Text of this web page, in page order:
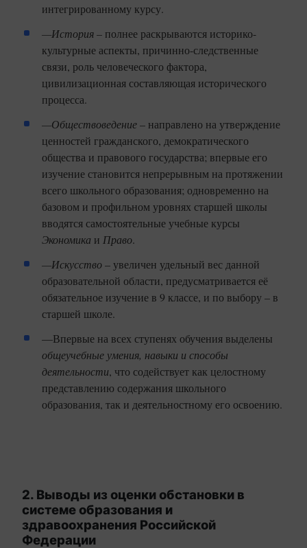
интегрированному курсу.
—История– полнее раскрываются историко-
культурные аспекты, причинно-следственные
связи, роль человеческого фактора,
цивилизационная составляющая исторического
процесса.
—Обществоведение– направлено на утверждение
ценностей гражданского, демократического
общества и правового государства; впервые его
изучение становится непрерывным на протяжении
всего школьного образования; одновременно на
базовом и профильном уровнях старшей школы
вводятся самостоятельные учебные курсы
Экономика и Право.
—Искусство– увеличен удельный вес данной
образовательной области, предусматривается её
обязательное изучение в 9 классе, и по выбору – в
старшей школе.
—Впервые на всех ступенях обучения выделены
общеучебные умения, навыки и способы
деятельности, что содействует как целостному
представлению содержания школьного
образования, так и деятельностному его освоению.
2. Выводы из оценки обстановки в
системе образования и
здравоохранения Российской
Федерации